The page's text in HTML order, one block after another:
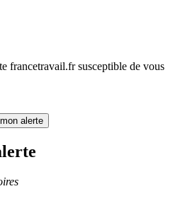
francetravail.fr susceptible de vous
alerte